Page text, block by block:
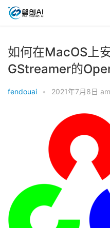
如何在MacOS上
GStreamer的
fendouai • 2021年7月8日